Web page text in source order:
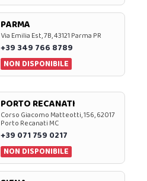
PARMA
Via Emilia Est, 7B, 43121 Parma PR
+39 349 766 8789
NON DISPONIBILE
PORTO RECANATI
Corso Giacomo Matteotti, 156, 62017
Porto Recanati MC
+39 071 759 0217
NON DISPONIBILE